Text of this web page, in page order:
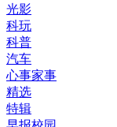
光影
科玩
科普
汽车
心事家事
精选
特辑